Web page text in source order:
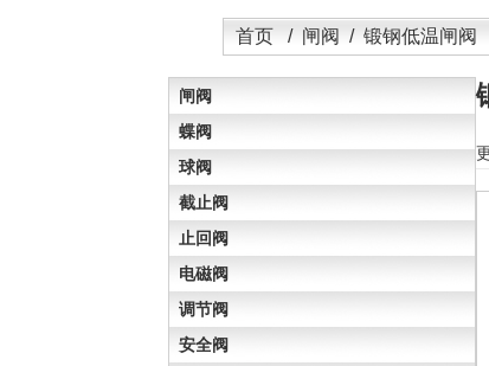
首页 / 闸阀 / 锻钢低温闸阀
闸阀
蝶阀
球阀
截止阀
止回阀
电磁阀
调节阀
安全阀